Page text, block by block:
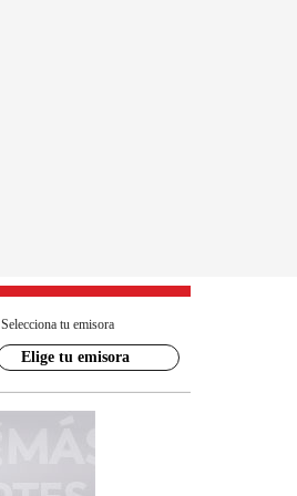
Selecciona tu emisora
Elige tu emisora